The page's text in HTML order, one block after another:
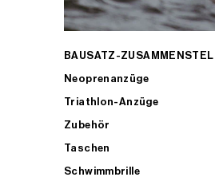
BAUSATZ-
Neoprenanzüge
Triathlon-Anzüge
Zubehör
Taschen
Schwimmbrille